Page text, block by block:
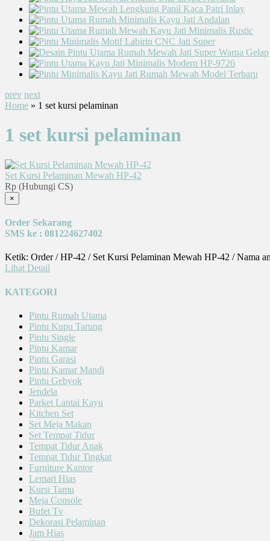
prev next
Home » 1 set kursi pelaminan
1 set kursi pelaminan
Set Kursi Pelaminan Mewah HP-42
Rp (Hubungi CS)
×
Order Sekarang
SMS ke : 081224627402
Ketik: Order / HP-42 / Set Kursi Pelaminan Mewah HP-42 / Nama
Lihat Detail
KATEGORI
Pintu Rumah Utama
Pintu Kupu Tarung
Pintu Single
Pintu Kamar
Pintu Garasi
Pintu Kamar Mandi
Pintu Gebyok
Jendela
Parket Lantai Kayu
Kitchen Set
Set Meja Makan
Set Tempat Tidur
Tempat Tidur Anak
Tempat Tidur Tingkat
Furniture Kantor
Lemari Hias
Kursi Tamu
Meja Console
Bufet Tv
Dekorasi Pelaminan
Jam Hias